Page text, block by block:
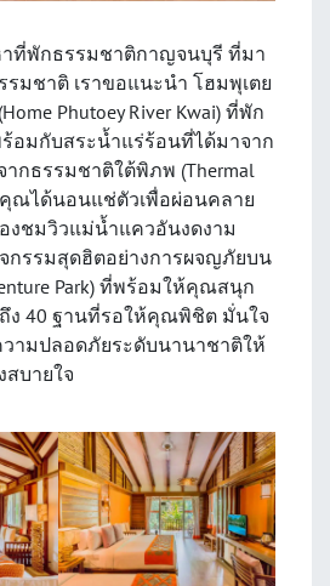
ที่พักธรรมชาติกาญจนบุรี ที่มา
มชาติ เราขอแนะนำ โฮมพุเตย
Phutoey River Kwai) ที่พัก
อมกับสระน้ำแร่ร้อนที่ได้มาจาก
กธรรมชาติใต้พิภพ (Thermal
คุณได้นอนแช่ตัวเพื่อผ่อนคลาย
งชมวิวแม่น้ำแควอันงดงาม
กรรมสุดฮิตอย่างการผจญภัยบน
Park) ที่พร้อมให้คุณสนุก
ง 40 ฐานที่รอให้คุณพิชิต มั่นใจ
ามปลอดภัยระดับนานาชาติให้
บายใจ